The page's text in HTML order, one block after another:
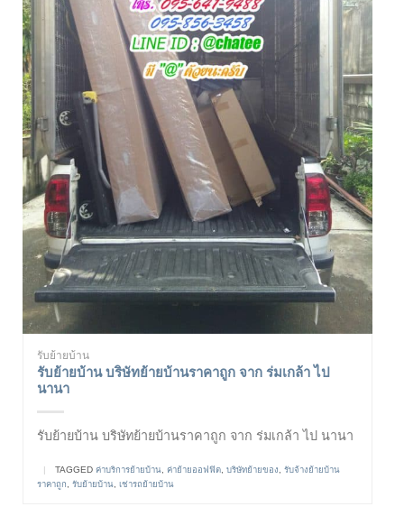
รับย้ายบ้าน
รับย้ายบ้าน บริษัทย้ายบ้านราคาถูก จาก ร่มเกล้า ไป
นานา
รับย้ายบ้าน บริษัทย้ายบ้านราคาถูก จาก ร่มเกล้า ไป นานา
| TAGGED ค่าบริการย้ายบ้าน ค่าย้ายออฟฟิต บริษัทย้ายของ
รับจ้างย้ายบ้าน
ราคาถูก
รับย้ายบ้าน เช่ารถย้ายบ้าน